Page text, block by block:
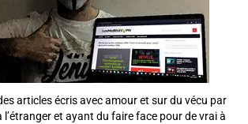
articles écris avec amour et sur du vécu par
et ayant du faire face pour de vrai à